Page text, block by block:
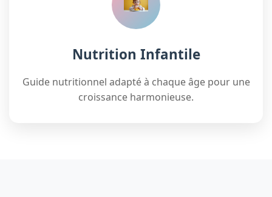
Nutrition Infantile
Guide nutritionnel adapté à chaque âge pour une
croissance harmonieuse.